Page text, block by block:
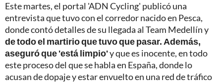
Este martes, el portal 'ADN Cycling' publicó una
entrevista que tuvo con el corredor nacido en Pesca,
donde contó detalles de su llegada al Team Medellín y
de todo el martirio que tuvo que pasar. Además,
aseguró que 'está limpio'y que es inocente, en todo
este proceso del que se habla en España, donde lo
acusan de dopaje y estar envuelto en una red de tráfico